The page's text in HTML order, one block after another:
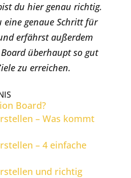
du hier genau richtig.
eine genaue Schritt für
erfährst außerdem
überhaupt so gut
zu erreichen.
Board?
– Was kommt
– 4 einfache
und richtig